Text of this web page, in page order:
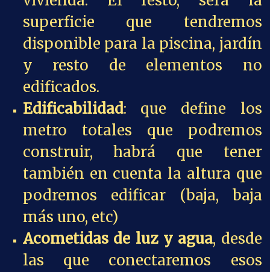
superficie que tendremos
disponible para la piscina, jardín
y resto de elementos no
edificados.
Edificabilidad: que define los
metro totales que podremos
construir, habrá que tener
también en cuenta la altura que
podremos edificar (baja, baja
más uno, etc)
Acometidas de luz y agua, desde
las que conectaremos esos